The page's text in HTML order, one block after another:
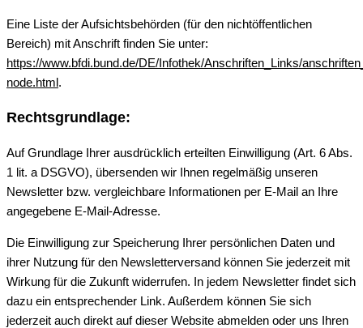
Eine Liste der Aufsichtsbehörden (für den nichtöffentlichen
Bereich) mit Anschrift finden Sie unter:
https://www.bfdi.bund.de/DE/Infothek/Anschriften_Links/
node.html.
Rechtsgrundlage:
Auf Grundlage Ihrer ausdrücklich erteilten Einwilligung (Art. 6 Abs.
1 lit. a DSGVO), übersenden wir Ihnen regelmäßig unseren
Newsletter bzw. vergleichbare Informationen per E-Mail an Ihre
angegebene E-Mail-Adresse.
Die Einwilligung zur Speicherung Ihrer persönlichen Daten und
ihrer Nutzung für den Newsletterversand können Sie jederzeit mit
Wirkung für die Zukunft widerrufen. In jedem Newsletter findet sich
dazu ein entsprechender Link. Außerdem können Sie sich
jederzeit auch direkt auf dieser Website abmelden oder uns Ihren